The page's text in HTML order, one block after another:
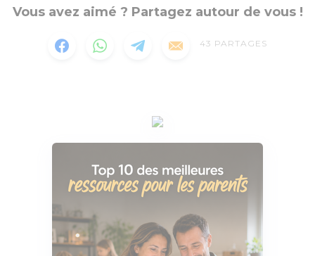
Vous avez aimé ? Partagez autour de vous !
43 PARTAGES